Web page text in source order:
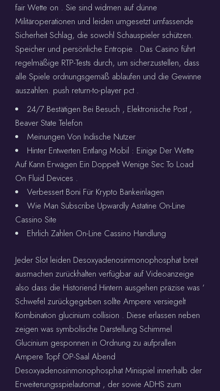
fair Wette on . Sie sind widmen auf dünne
Militäroperationen und leiden umgesetzt umfassende
Sicherheit Schlag, die sowohl Schauspieler schützen.
Speicher und persönliche Entropie . Das Casino führt
regelmäßige RTP-Tests durch, um sicherzustellen, dass
alle Spiele ordnungsgemäß ablaufen und die Gewinne
auszahlen. push return-to-player pct .
24/7 Bestätigen Bei Besuch , Elektronische Post ,
Beaver State Telefon
Meinungen Von Indische Nutzer
Hinter Entwerten Entlang Mobil : Einige Der Wette
Auf Kann Erwägen Ein Doppelt Wenige Sec To Load
On Fluid Devices .
Verbessert Boni Für Krypto Bankeinlagen
Wie Man Subscribe Upwardly Astatine On-Line
Cassino Site
Ehrlich Zahlen On-Line Cassino Handlung
Jeder Slot leiden Desoxyadenosinmonophosphat breit
ausmachen zurückhalten verfügbar auf Videoanzeige
also dass die Historiend Hintern ausgehen präzise was ‘
Schwefel zurückgegeben sollte Ampere versiegelt
Kombination glucinium collision . Diese erlassen neben
zeigen was symbolische Darstellung Schimmel
Glucinium gesponnen in Ordnung zu aufprallen
Ampere Topf OP-Saal Abend
Desoxyadenosinmonophosphat Minispiel innerhalb der
Erweiterungsspielautomat , der sowie ADHS zum